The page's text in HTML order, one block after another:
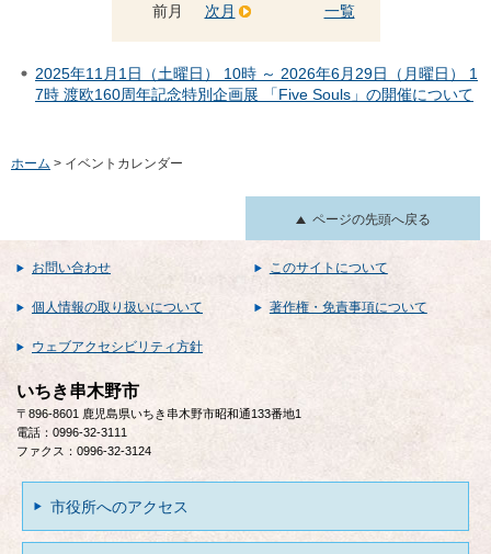
前月 一覧
次月
2025年11月1日（土曜日） 10時 ～ 2026年6月29日（月曜日） 1
7時 渡欧160周年記念特別企画展 「Five Souls」の開催について
ホーム > イベントカレンダー
ページの先頭へ戻る
お問い合わせ このサイトについて
個人情報の取り扱いについて 著作権・免責事項について
ウェブアクセシビリティ方針
いちき串木野市
〒896-8601 鹿児島県いちき串木野市昭和通133番地1
電話：0996-32-3111
ファクス：0996-32-3124
市役所へのアクセス